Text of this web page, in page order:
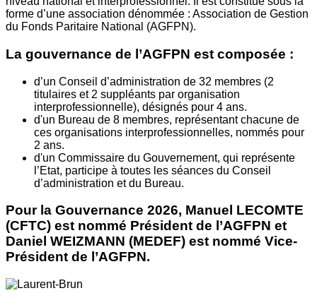
forme d’une association dénommée : Association de Gestion
du Fonds Paritaire National (AGFPN).
La gouvernance de l’AGFPN est composée :
d’un Conseil d’administration de 32 membres (2
titulaires et 2 suppléants par organisation
interprofessionnelle), désignés pour 4 ans.
d'un Bureau de 8 membres, représentant chacune de
ces organisations interprofessionnelles, nommés pour
2 ans.
d'un Commissaire du Gouvernement, qui représente
l’Etat, participe à toutes les séances du Conseil
d’administration et du Bureau.
Pour la Gouvernance 2026, Manuel LECOMTE
(CFTC) est nommé Président de l’AGFPN et
Daniel WEIZMANN (MEDEF) est nommé Vice-
Président de l’AGFPN.